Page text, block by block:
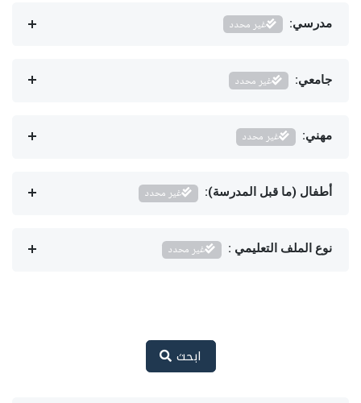
مدرسي: غير محدد
جامعي: غير محدد
مهني: غير محدد
أطفال (ما قبل المدرسة): غير محدد
نوع الملف التعليمي : غير محدد
ابحث